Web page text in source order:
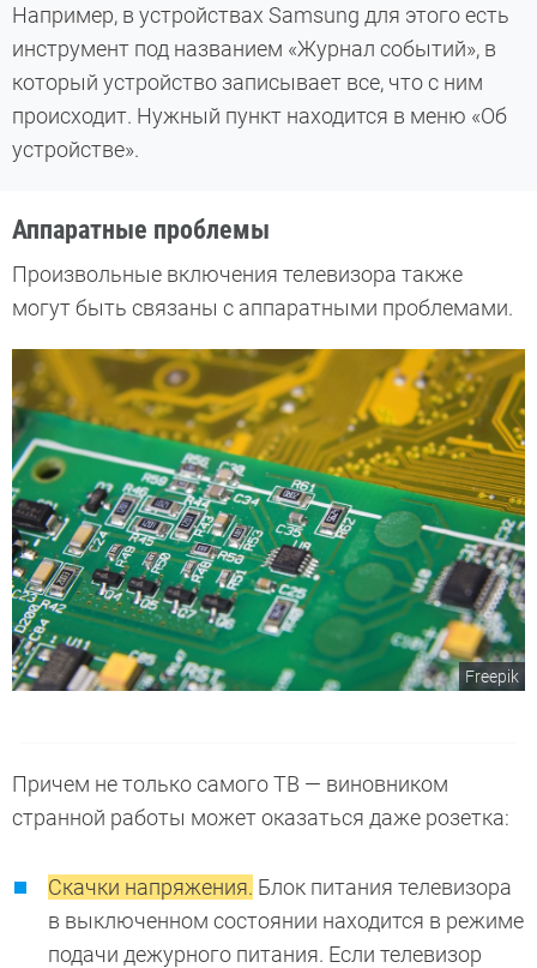
Например, в устройствах Samsung для этого есть
инструмент под названием «Журнал событий», в
который устройство записывает все, что с ним
происходит. Нужный пункт находится в меню «Об
устройстве».
Аппаратные проблемы
Произвольные включения телевизора также
могут быть связаны с аппаратными проблемами.
Freepik
Причем не только самого ТВ — виновником
странной работы может оказаться даже розетка:
Скачки напряжения. Блок питания телевизора
в выключенном состоянии находится в режиме
подачи дежурного питания. Если телевизор